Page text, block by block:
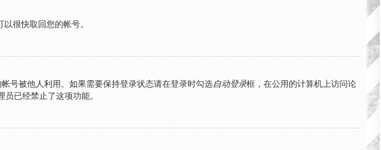
很快取回您的帐号。
号被他人利用。如果需要保持登录状态请在登录时勾选自动登录框，在公用的计算机上访问论
已经禁止了这项功能。